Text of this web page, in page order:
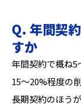
Q. 年間契
すか
年間契約で概ね5
15〜20%程度の
長期契約のほう